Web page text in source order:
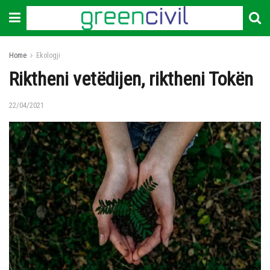
Home Ekologji
Riktheni vetëdijen, riktheni Tokën
22/04/2021